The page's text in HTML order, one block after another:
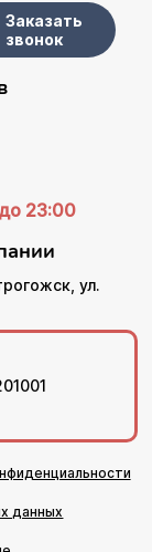
Заказать
звонок
23:00
ул.
данных